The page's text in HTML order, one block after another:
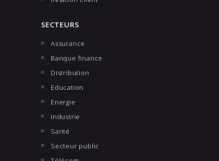
SECTEURS
Assurance
Banque finance
Distribution
Education
Energie
Industrie
Santé
Secteur public